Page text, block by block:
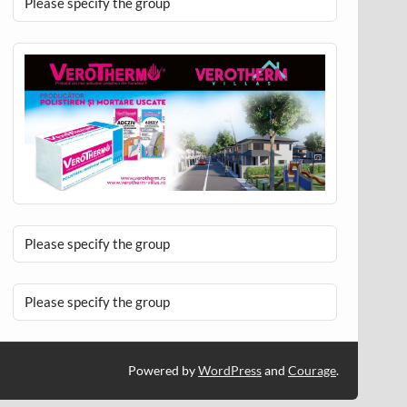
Please specify the group
Please specify the group
Powered byWordPressand Courage.